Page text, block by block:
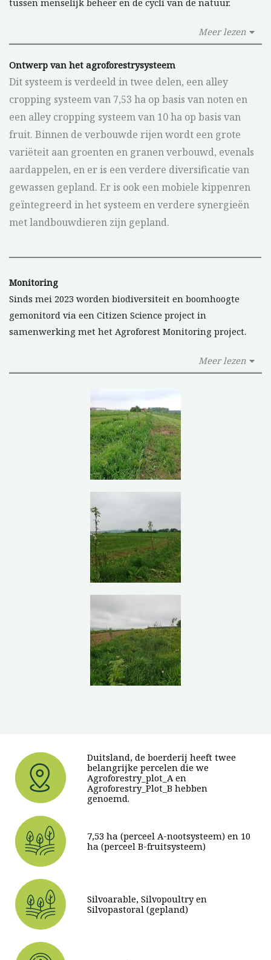
Meer lezen
Ontwerp van het agroforestrysysteem
Dit systeem is verdeeld in twee delen, een alley
cropping systeem van 7,53 ha op basis van noten en
een alley cropping systeem van 10 ha op basis van
fruit. Binnen de verbouwde rijen wordt een grote
variëteit aan groenten en granen verbouwd, evenals
aardappelen, en er is een verdere diversificatie van
gewassen gepland. Er is ook een mobiele kippenren
geïntegreerd in het systeem en verdere synergieën
met landbouwdieren zijn gepland.
Monitoring
Sinds mei 2023 worden biodiversiteit en boomhoogte
gemonitord via een Citizen Science project in
samenwerking met het Agroforest Monitoring project.
Meer lezen
Duitsland, de boerderij heeft twee
belangrijke percelen die we
Agroforestry_plot_A en
Agroforestry_Plot_B hebben
genoemd.
7,53 ha (perceel A-nootsysteem) en 10
ha (perceel B-fruitsysteem)
Silvoarable, Silvopoultry en
Silvopastoral (gepland)